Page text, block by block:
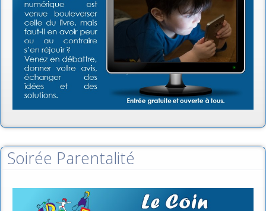
Soirée Parentalité